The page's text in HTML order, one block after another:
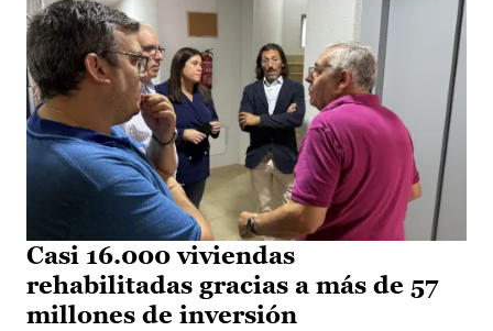
Casi 16.000 viviendas
rehabilitadas gracias a más de 57
millones de inversión